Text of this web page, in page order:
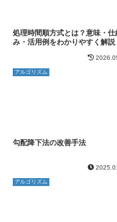
処理時間順方式とは？意味・仕
み・活用例をわかりやすく解説
アルゴリズム
勾配降下法の改善手法
アルゴリズム